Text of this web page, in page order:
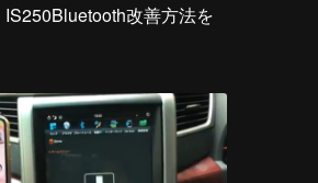
改善方法を